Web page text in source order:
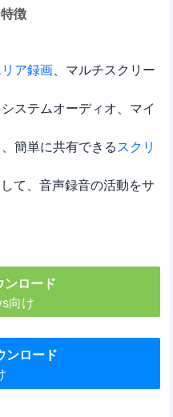
徴
ア録画、マルチスクリー
ステムオーディオ、マイ
簡単に共有できるスクリ
て、音声録音の活動をサ
ンロード
向け
ンロード